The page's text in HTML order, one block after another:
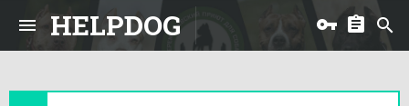
HELPDOG